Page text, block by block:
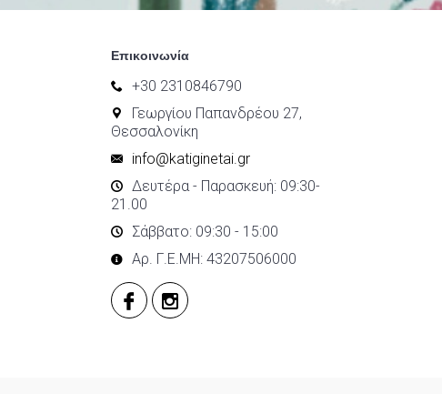
Επικοινωνία
+30 2310846790
Γεωργίου Παπανδρέου 27,
Θεσσαλονίκη
info@katiginetai.gr
Δευτέρα - Παρασκευή: 09:30-
21.00
Σάββατο: 09:30 - 15:00
Αρ. Γ.Ε.ΜΗ: 43207506000